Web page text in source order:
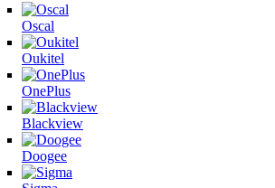
Oscal
Oukitel
OnePlus
Blackview
Doogee